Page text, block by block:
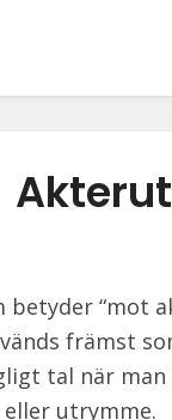
Akterut
“mot
främst
tal när
utrymme.